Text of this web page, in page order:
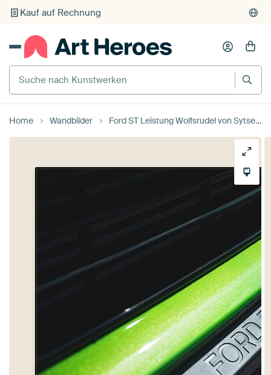
Kauf auf Rechnung
Individueller Druck auf Bestellung
Suche nach Kunstwerken
Home Wandbilder Ford ST Leistung Wolfsrudel von Sytse Dijkstra